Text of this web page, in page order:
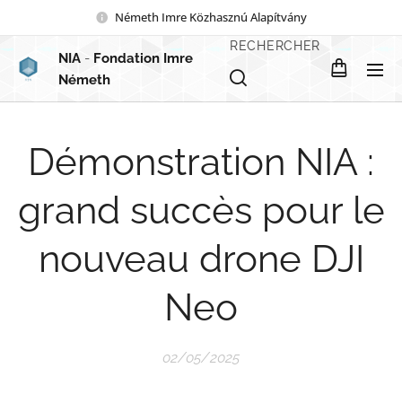
Németh Imre Közhasznú Alapítvány
NIA - Fondation Imre
Németh
RECHERCHER
Démonstration NIA :
grand succès pour le
nouveau drone DJI
Neo
02/05/2025